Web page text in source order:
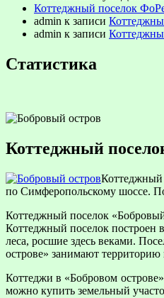
Коттеджный поселок
admin к записи
admin к записи
Статистика
Коттеджный
Коттеджный
по Симферопольскому шоссе.
Коттеджный поселок
Коттеджный поселок построен
леса, росшие здесь веками.
острове» занимают территорию
Коттеджи в «Бобровом
можно купить земельный